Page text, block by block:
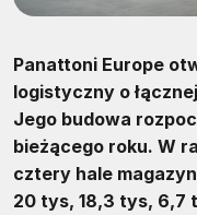
Panattoni Europe
logistyczny o
Jego budowa
bieżącego roku. W
cztery hale
20 tys, 18,3 tys, 6,7